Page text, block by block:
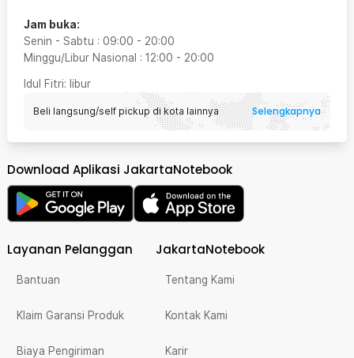
Jam buka:
Senin - Sabtu : 09:00 - 20:00
Minggu/Libur Nasional : 12:00 - 20:00
Idul Fitri: libur
Beli langsung/self pickup di kota lainnya Selengkapnya
Download Aplikasi JakartaNotebook
Layanan Pelanggan
Bantuan
Klaim Garansi Produk
Biaya Pengiriman
JakartaNotebook
Tentang Kami
Kontak Kami
Karir